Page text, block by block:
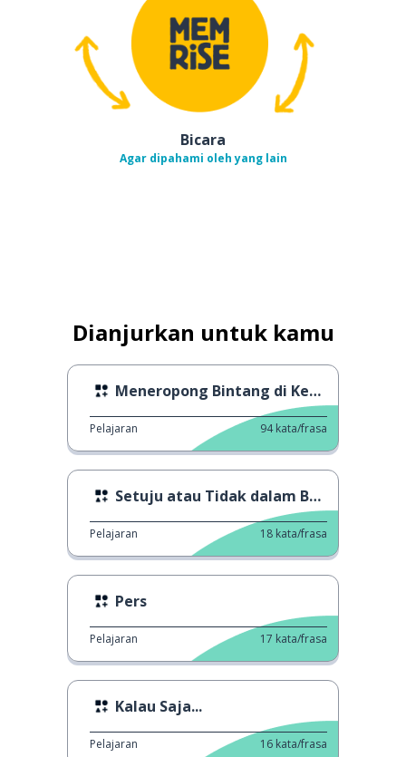
Bicara
Agar dipahami oleh yang lain
Dianjurkan untuk kamu
Meneropong Bintang di Kegelapan
Pelajaran 94 kata/frasa
Setuju atau Tidak dalam Bahasa Inggris
Pelajaran 18 kata/frasa
Pers
Pelajaran 17 kata/frasa
Kalau Saja...
Pelajaran 16 kata/frasa